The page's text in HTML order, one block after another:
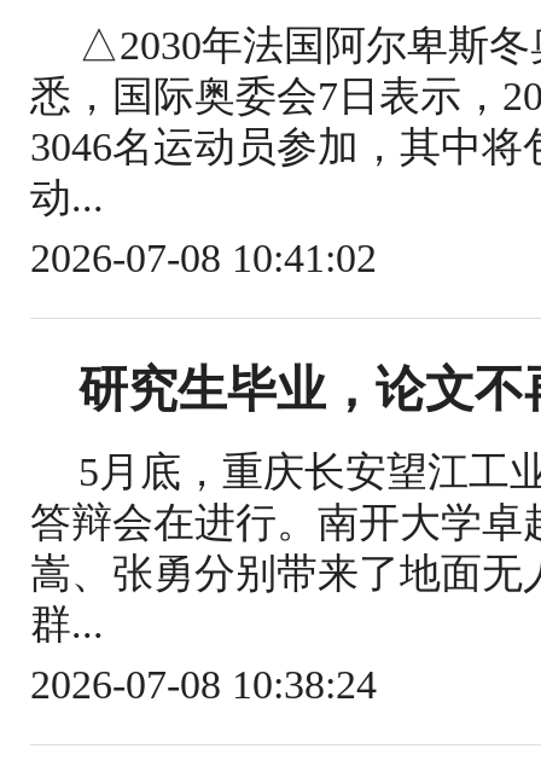
△2030年法国阿尔卑斯
悉，国际奥委会7日表示，
3046名运动员参加，其中将
动...
2026-07-08 10:41:02
研究生毕业，论文不
5月底，重庆长安望江工
答辩会在进行。南开大学卓
嵩、张勇分别带来了地面
群...
2026-07-08 10:38:24